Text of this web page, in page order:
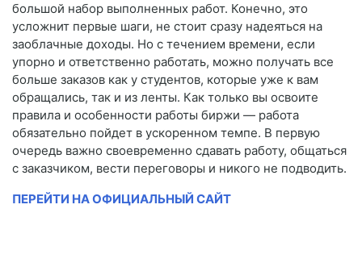
большой набор выполненных работ. Конечно, это
усложнит первые шаги, не стоит сразу надеяться на
заоблачные доходы. Но с течением времени, если
упорно и ответственно работать, можно получать все
больше заказов как у студентов, которые уже к вам
обращались, так и из ленты. Как только вы освоите
правила и особенности работы биржи — работа
обязательно пойдет в ускоренном темпе. В первую
очередь важно своевременно сдавать работу, общаться
с заказчиком, вести переговоры и никого не подводить.
ПЕРЕЙТИ НА ОФИЦИАЛЬНЫЙ САЙТ